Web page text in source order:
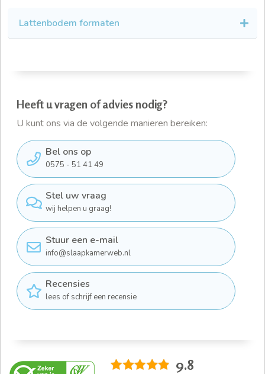
Heeft u vragen of advies nodig?
U kunt ons via de volgende manieren bereiken:
Bel ons op
0575 - 51 41 49
Stel uw vraag
wij helpen u graag!
Stuur een e-mail
info@slaapkamerweb.nl
Recensies
lees of schrijf een recensie
9.8
Lattenbodem formaten